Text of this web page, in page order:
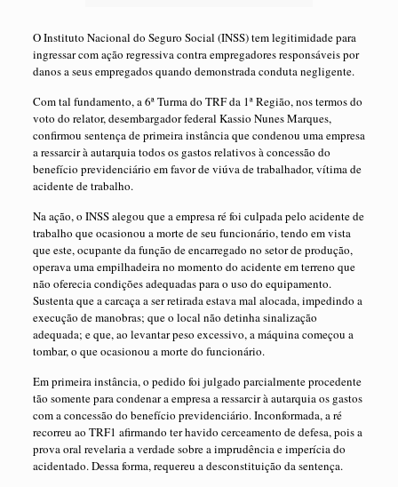
O Instituto Nacional do Seguro Social (INSS) tem legitimidade para
ingressar com ação regressiva contra empregadores responsáveis por
danos a seus empregados quando demonstrada conduta negligente.
Com tal fundamento, a 6ª Turma do TRF da 1ª Região, nos termos do
voto do relator, desembargador federal Kassio Nunes Marques,
confirmou sentença de primeira instância que condenou uma empresa
a ressarcir à autarquia todos os gastos relativos à concessão do
benefício previdenciário em favor de viúva de trabalhador, vítima de
acidente de trabalho.
Na ação, o INSS alegou que a empresa ré foi culpada pelo acidente de
trabalho que ocasionou a morte de seu funcionário, tendo em vista
que este, ocupante da função de encarregado no setor de produção,
operava uma empilhadeira no momento do acidente em terreno que
não oferecia condições adequadas para o uso do equipamento.
Sustenta que a carcaça a ser retirada estava mal alocada, impedindo a
execução de manobras; que o local não detinha sinalização
adequada; e que, ao levantar peso excessivo, a máquina começou a
tombar, o que ocasionou a morte do funcionário.
Em primeira instância, o pedido foi julgado parcialmente procedente
tão somente para condenar a empresa a ressarcir à autarquia os gastos
com a concessão do benefício previdenciário. Inconformada, a ré
recorreu ao TRF1 afirmando ter havido cerceamento de defesa, pois a
prova oral revelaria a verdade sobre a imprudência e imperícia do
acidentado. Dessa forma, requereu a desconstituição da sentença.